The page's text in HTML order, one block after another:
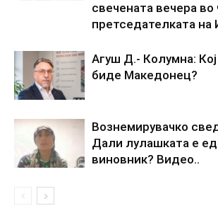
свечената вечера во
претседателката на
Агуш Д.- Колумна:
биде Македонец?
Вознемирувачко
Дали лулашката е
виновник? Видео..